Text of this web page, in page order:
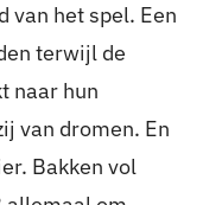
van het spel. Een
terwijl de
naar hun
van dromen. En
Bakken vol